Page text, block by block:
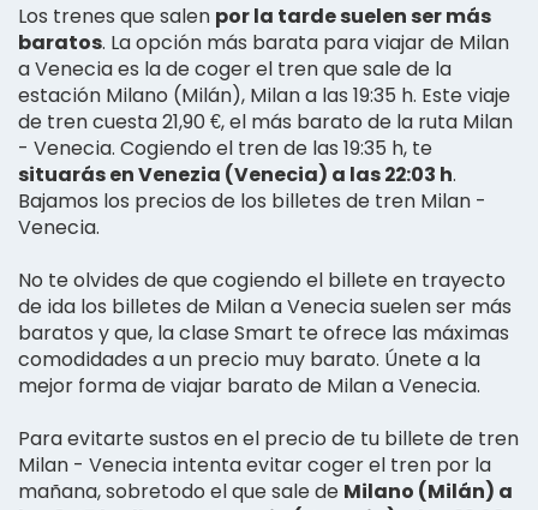
Los trenes que salen por la tarde suelen ser más
baratos. La opción más barata para viajar de Milan
a Venecia es la de coger el tren que sale de la
estación Milano (Milán), Milan a las 19:35 h. Este viaje
de tren cuesta 21,90 €, el más barato de la ruta Milan
- Venecia. Cogiendo el tren de las 19:35 h, te
situarás en Venezia (Venecia) a las 22:03 h.
Bajamos los precios de los billetes de tren Milan -
Venecia.
No te olvides de que cogiendo el billete en trayecto
de ida los billetes de Milan a Venecia suelen ser más
baratos y que, la clase Smart te ofrece las máximas
comodidades a un precio muy barato. Únete a la
mejor forma de viajar barato de Milan a Venecia.
Para evitarte sustos en el precio de tu billete de tren
Milan - Venecia intenta evitar coger el tren por la
mañana, sobretodo el que sale de Milano (Milán) a